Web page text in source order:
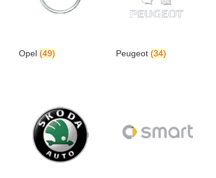
Opel (49) Peugeot (34)